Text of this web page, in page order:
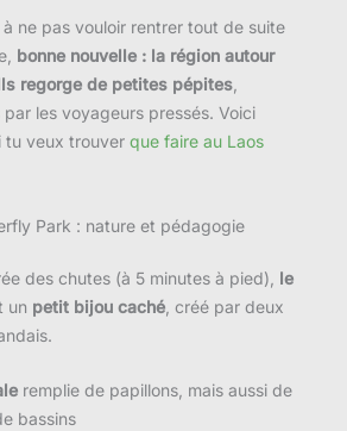
ne pas vouloir rentrer tout de suite
bonne nouvelle : la région autour
regorge de petites pépites,
les voyageurs pressés. Voici
tu veux trouver que faire au Laos
Park : nature et pédagogie
des chutes (à 5 minutes à pied), le
un petit bijou caché , créé par deux
remplie de papillons, mais aussi de
bassins